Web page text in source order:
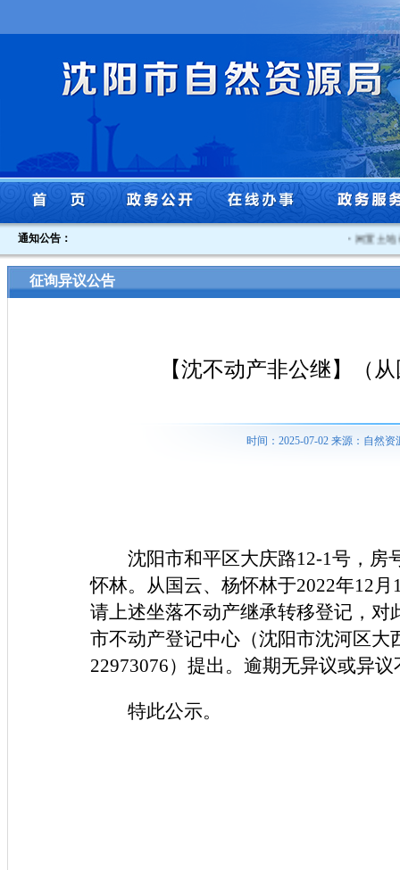
通知公告： 闲置土地
征询异议公告
【沈不动产非公继】（
时间：2025-07-02 来源：自然
沈阳市和平区大庆路12-1号，房
怀林。从国云、杨怀林于2022年12
请上述坐落不动产继承转移登记，
市不动产登记中心（沈阳市沈河区
22973076）提出。逾期无异议或异
特此公示。